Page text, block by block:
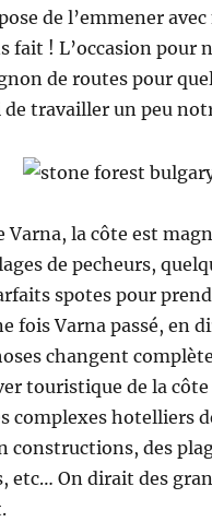
de l’emmener avec
fait ! L’occasion pour
de routes pour
de travailler un peu
Varna, la côte est
de pecheurs,
spotes pour
fois Varna passé, en
changent
touristique de la
complexes hotelliers
constructions, des
etc… On dirait des